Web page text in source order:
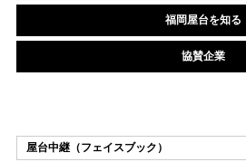
福岡屋台を知る
協賛企業
屋台中継（フェイスブック）